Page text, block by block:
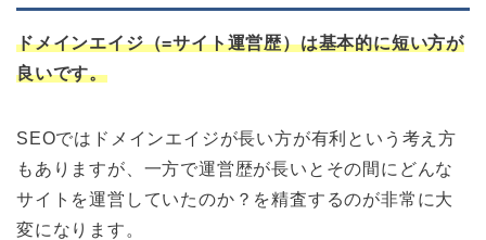
ドメインエイジ（=サイト運営歴）は基本的に短い方が
良いです。
SEOではドメインエイジが長い方が有利という考え方
もありますが、一方で運営歴が長いとその間にどんな
サイトを運営していたのか？を精査するのが非常に大
変になります。